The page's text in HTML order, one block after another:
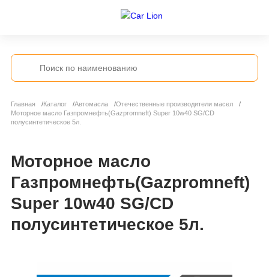
Главная Каталог Автомасла
Отечественные производители масел
Моторное масло Газпромнефть(Gazpromneft) Super 10w40 SG/CD
полусинтетическое 5л.
Моторное масло
Газпромнефть(Gazpromneft)
Super 10w40 SG/CD
полусинтетическое 5л.